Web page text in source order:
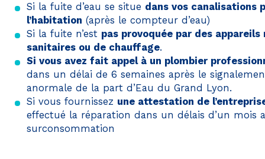
Si la fuite d’eau se situe dans vos canalisations
l’habitation (après le compteur d’eau)
Si la fuite n’est pas provoquée par des
sanitaires ou de chauffage.
Si vous avez fait appel à un plombier
dans un délai de 6 semaines après le
anormale de la part d’Eau du Grand Lyon.
Si vous fournissez une attestation de
effectué la réparation dans un délais d’un mois
surconsommation